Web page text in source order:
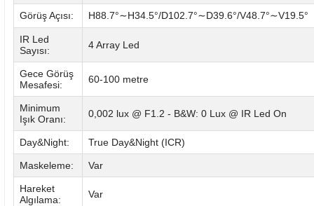
Görüş Açısı: H88.7°∼H34.5°/D102.7°∼D39.6°/V48.7°∼V19.5°
IR Led
Sayısı:
4 Array Led
Gece Görüş
Mesafesi:
60-100 metre
Minimum
Işık Oranı:
0,002 lux @ F1.2 - B&W: 0 Lux @ IR Led On
Day&Night: True Day&Night (ICR)
Maskeleme: Var
Hareket
Algılama:
Var